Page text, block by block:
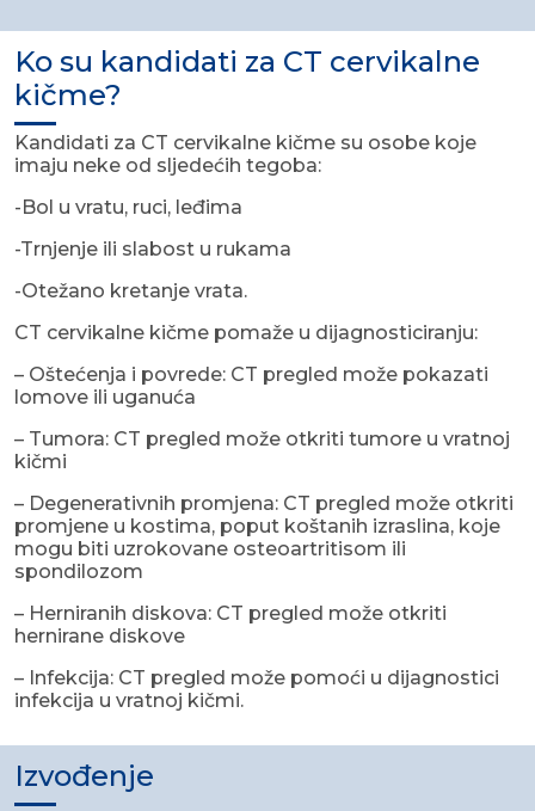
Ko su kandidati za CT cervikalne
kičme?
Kandidati za CT cervikalne kičme su osobe koje
imaju neke od sljedećih tegoba:
-Bol u vratu, ruci, leđima
-Trnjenje ili slabost u rukama
-Otežano kretanje vrata.
CT cervikalne kičme pomaže u dijagnosticiranju:
– Oštećenja i povrede: CT pregled može pokazati
lomove ili uganuća
– Tumora: CT pregled može otkriti tumore u vratnoj
kičmi
– Degenerativnih promjena: CT pregled može otkriti
promjene u kostima, poput koštanih izraslina, koje
mogu biti uzrokovane osteoartritisom ili
spondilozom
– Herniranih diskova: CT pregled može otkriti
hernirane diskove
– Infekcija: CT pregled može pomoći u dijagnostici
infekcija u vratnoj kičmi.
Izvođenje